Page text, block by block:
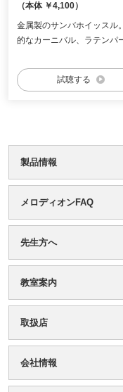
（本体 ￥4,100）
金属製のサンバホイッスル
的なカーニバル、ラテンパ
試聴する
製品情報
メロディオンFAQ
先生方へ
教室案内
取扱店
会社情報